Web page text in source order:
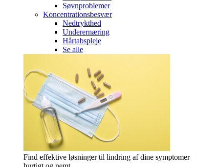
Søvnproblemer
Koncentrationsbesvær
Nedtrykthed
Underernæring
Hårtabspleje
Se alle
Find effektive løsninger til lindring af dine symptomer –